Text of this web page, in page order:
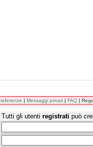
| Messaggi privati | FAQ |
Tutti gli utenti registrati può